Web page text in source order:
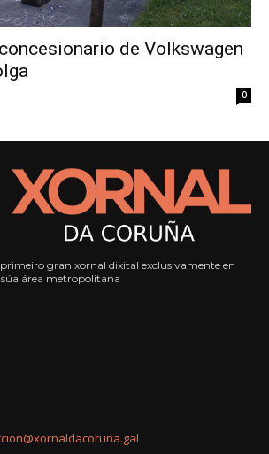
de Volkswagen
0
gran xornal dixital exclusivamente en
área metropolitana